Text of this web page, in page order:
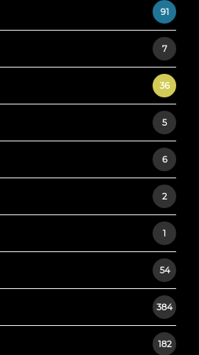
91
7
36
5
6
2
1
54
384
182